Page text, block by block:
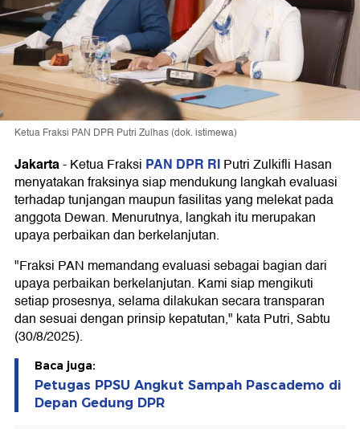
Ketua Fraksi PAN DPR Putri Zulhas (dok. istimewa)
Jakarta-Ketua Fraksi PAN DPR RIPutri Zulkifli Hasan
menyatakan fraksinya siap mendukung langkah evaluasi
terhadap tunjangan maupun fasilitas yang melekat pada
anggota Dewan. Menurutnya, langkah itu merupakan
upaya perbaikan dan berkelanjutan.
"Fraksi PAN memandang evaluasi sebagai bagian dari
upaya perbaikan berkelanjutan. Kami siap mengikuti
setiap prosesnya, selama dilakukan secara transparan
dan sesuai dengan prinsip kepatutan," kata Putri, Sabtu
(30/8/2025).
Baca juga:
Petugas PPSU Angkut Sampah Pascademo di
Depan Gedung DPR